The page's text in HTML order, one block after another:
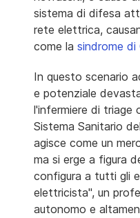
sistema di difesa
rete elettrica,
come la sindrome di
In questo scenario
e potenziale
l'infermiere di triage
Sistema Sanitario
agisce come un
ma si erge a figura
configura a tutti gli
elettricista", un
autonomo e